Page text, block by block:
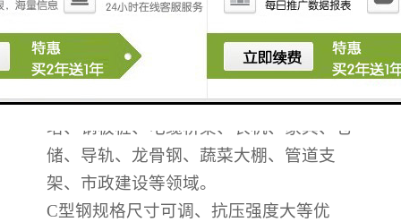
优点.广泛用于汽车、铁道车辆、建筑门
窗、交通运输、货架、电器柜、公路护
栏、建筑钢结构、集装箱、钢模板和脚手
架、太阳能支架 造船、桥梁、输电铁
塔、钢板桩、电缆桥架、农机、家具、仓
储、导轨、龙骨钢、蔬菜大棚、管道支
架、市政建设等领域。
C型钢规格尺寸可调、抗压强度大等优